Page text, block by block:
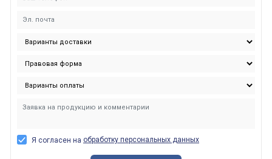
Я согласен на обработку персональных данных